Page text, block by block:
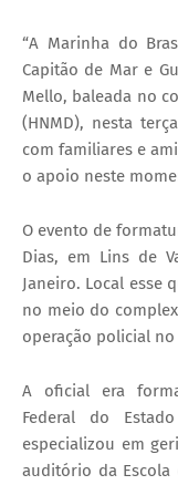
“A Marinha do
Capitão de Mar e
Mello, baleada no
(HNMD), nesta
com familiares e
o apoio neste
O evento de
Dias, em Lins de
Janeiro. Local esse
no meio do
operação policial
A oficial era
Federal do
especializou em
auditório da